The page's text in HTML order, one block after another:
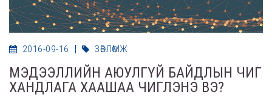
2016-09-16 ЗӨВЛӨМЖ
МЭДЭЭЛЛИЙН АЮУЛГҮЙ БАЙДЛЫН ЧИГ
ХАНДЛАГА ХААШАА ЧИГЛЭНЭ ВЭ?